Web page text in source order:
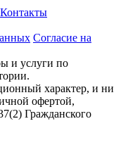
Контакты
Согласие на
и услуги по
характер, и ни
офертой,
Гражданского